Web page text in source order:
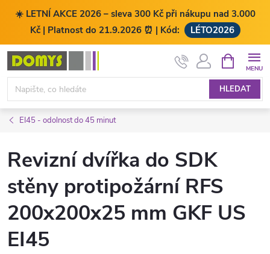
☀️ LETNÍ AKCE 2026 – sleva 300 Kč při nákupu nad 3.000
Kč | Platnost do 21.9.2026 ⏰ | Kód:
LÉTO2026
Přejít
obsah
HLEDAT
NÁKUPNÍ
KOŠÍK
EI45 - odolnost do 45 minut
Revizní dvířka do SDK
stěny protipožární RFS
200x200x25 mm GKF US
EI45